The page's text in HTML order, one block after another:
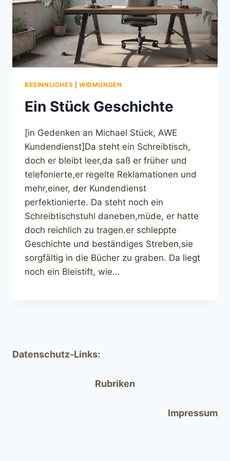
BESINNLICHES WIDMUNGEN
Ein Stück Geschichte
[in Gedenken an Michael Stück, AWE
Kundendienst]Da steht ein Schreibtisch,
doch er bleibt leer,da saß er früher und
telefonierte,er regelte Reklamationen und
mehr,einer, der Kundendienst
perfektionierte. Da steht noch ein
Schreibtischstuhl daneben,müde, er hatte
doch reichlich zu tragen.er schleppte
Geschichte und beständiges Streben,sie
sorgfältig in die Bücher zu graben. Da liegt
noch ein Bleistift, wie…
Datenschutz-Links:
Rubriken
Impressum